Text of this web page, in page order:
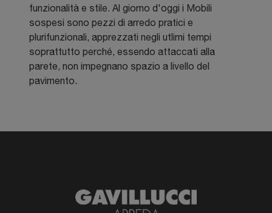
funzionalità e stile. Al giorno d'oggi i Mobili
sospesi sono pezzi di arredo pratici e
plurifunzionali, apprezzati negli utlimi tempi
soprattutto perché, essendo attaccati alla
parete, non impegnano spazio a livello del
pavimento.